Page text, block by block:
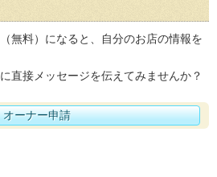
無料）になると、自分のお店の情報を
直接メッセージを伝えてみませんか？
オーナー申請